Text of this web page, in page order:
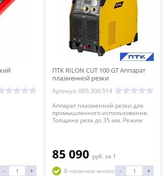
- +
ПТК RILON CUT 100 GT Аппарат
плазменной резки
Артикул: 005.300.514
Аппарат плазменной резки для
промышленного использования.
Толщина реза до 35 мм. Режим
85 090 руб. за 1
В наличии много
- +